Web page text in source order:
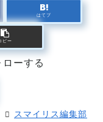
はてブ
ピー
ーする
スマイリス編集部